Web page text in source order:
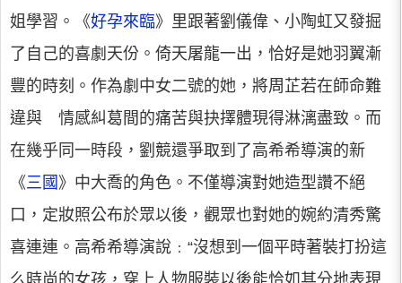
姐學習。《好孕來臨》里跟著劉儀偉、小陶虹又發掘
了自己的喜劇天份。倚天屠龍一出，恰好是她羽翼漸
豐的時刻。作為劇中女二號的她，將周芷若在師命難
違與 情感糾葛間的痛苦與抉擇體現得淋漓盡致。而
在幾乎同一時段，劉競還爭取到了高希希導演的新
《三國 》中大喬的角色。不僅導演對她造型讚不絕
口，定妝照公布於眾以後，觀眾也對她的婉約清秀驚
喜連連。高希希導演說﹕“沒想到一個平時著裝打扮這
么時尚的女孩，穿上人物服裝以後能恰如其分地表現